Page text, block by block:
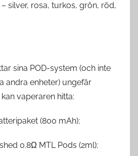
silver, rosa, turkos, grön, röd,
sina POD-system (och inte
andra enheter) ungefär
vaperaren hitta:
(800 mAh);
0.8Ω MTL Pods (2ml);